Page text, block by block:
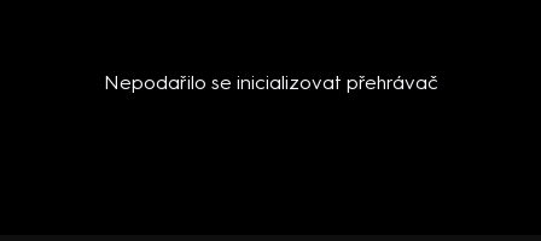
Nepodařilo se inicializovat přehrávač